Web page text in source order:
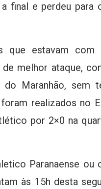
final e perdeu para
que estavam com
melhor ataque,
Maranhão, sem
realizados no
por 2×0 na
Paranaense ou
às 15h desta